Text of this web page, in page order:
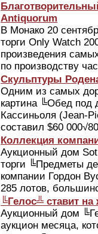
Antiquorum
В Монако 20
торги Only Watch
произведения
по производству
Скульптуры
Одним из самых
картина ╚Обед под
Кассиньоля (Jean-
составил $60
Коллекция
Аукционный дом
торги ╚Предметы
компании Гордон
285 лотов,
╚Гелос╩ ставит
Аукционный дом
аукцион месяца,